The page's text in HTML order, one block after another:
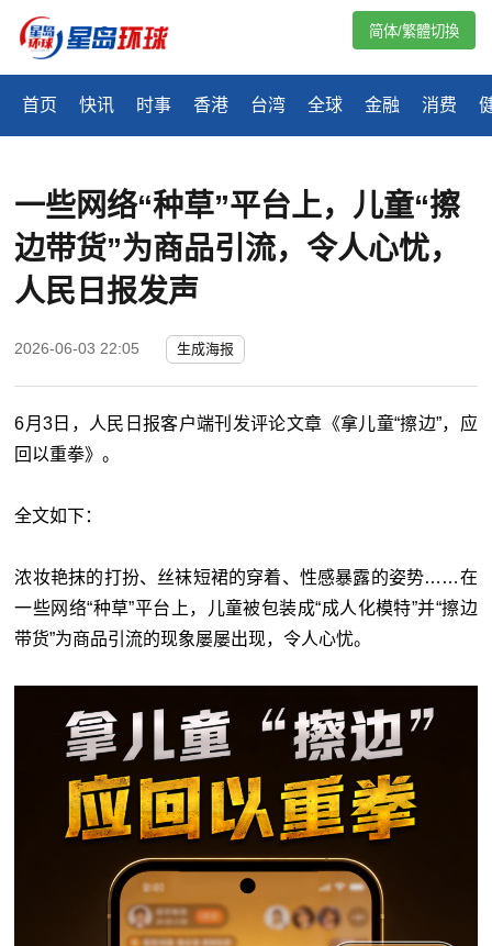
首页 快讯 时事 香港 台湾 全球 金融 消费
简体/繁體切換
一些网络“种草”平台上，儿童“擦
边带货”为商品引流，令人心忧，
人民日报发声
2026-06-03 22:05 生成海报
6月3日，人民日报客户端刊发评论文章《拿儿童“擦边”，应
回以重拳》。
全文如下：
浓妆艳抹的打扮、丝袜短裙的穿着、性感暴露的姿势……在
一些网络“种草”平台上，儿童被包装成“成人化模特”并“擦边
带货”为商品引流的现象屡屡出现，令人心忧。